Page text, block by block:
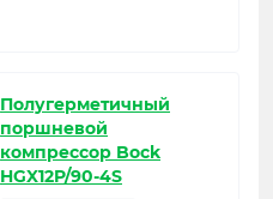
Полугерметичный
поршневой
компрессор Bock
HGX12P/90-4S